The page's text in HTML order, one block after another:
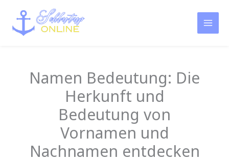
Inhalt
springen
Namen Bedeutung: Die
Herkunft und
Bedeutung von
Vornamen und
Nachnamen entdecken